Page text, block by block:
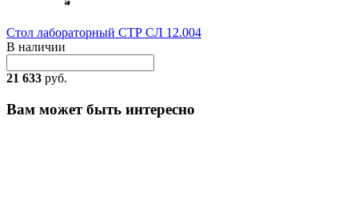
Стол лабораторный СТР СЛ 12.004
В наличии
21 633 руб.
Вам может быть интересно